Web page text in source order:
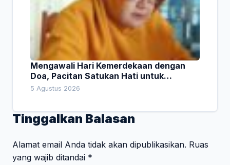
Mengawali Hari Kemerdekaan dengan
Doa, Pacitan Satukan Hati untuk
Indonesia
5 Agustus 2026
Tinggalkan Balasan
Alamat email Anda tidak akan dipublikasikan. Ruas
yang wajib ditandai *